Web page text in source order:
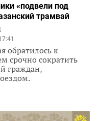
«подвели под
трамвай
обратилось к
срочно сократить
граждан,